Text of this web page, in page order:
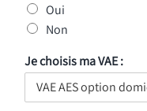
Oui
Non
Je choisis ma VAE :